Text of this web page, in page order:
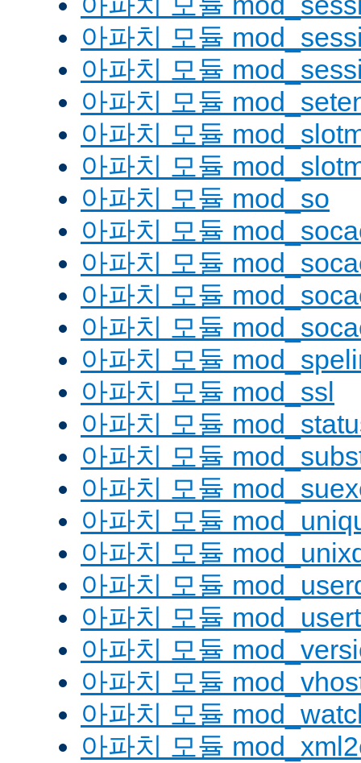
아파치 모듈
아파치 모듈
아파치 모듈
아파치 모듈
아파치 모듈
아파치 모듈 mod_so
아파치 모듈
아파치 모듈
아파치 모듈
아파치 모듈
아파치 모듈
아파치 모듈 mod_ssl
아파치 모듈
아파치 모듈
아파치 모듈
아파치 모듈
아파치 모듈
아파치 모듈
아파치 모듈
아파치 모듈
아파치 모듈
아파치 모듈
아파치 모듈